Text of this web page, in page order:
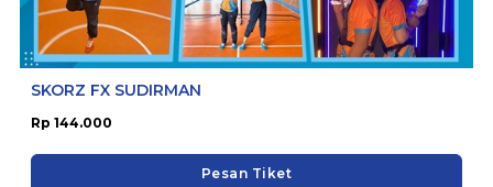
SKORZ FX SUDIRMAN
Rp 144.000
Pesan Tiket